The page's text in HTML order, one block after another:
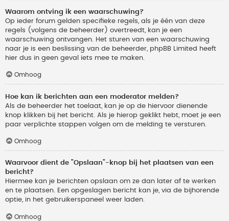
Waarom ontving ik een waarschuwing?
Op ieder forum gelden specifieke regels, als je één van deze
regels (volgens de beheerder) overtreedt, kan je een
waarschuwing ontvangen. Het sturen van een waarschuwing
naar je is een beslissing van de beheerder, phpBB Limited heeft
hier dus in geen geval iets mee te maken.
Omhoog
Hoe kan ik berichten aan een moderator melden?
Als de beheerder het toelaat, kan je op de hiervoor dienende
knop klikken bij het bericht. Als je hierop geklikt hebt, moet je een
paar verplichte stappen volgen om de melding te versturen.
Omhoog
Waarvoor dient de "Opslaan"-knop bij het plaatsen van een
bericht?
Hiermee kan je berichten opslaan om ze dan later af te werken
en te plaatsen. Een opgeslagen bericht kan je, via de bijhorende
optie, in het gebruikerspaneel weer laden.
Omhoog